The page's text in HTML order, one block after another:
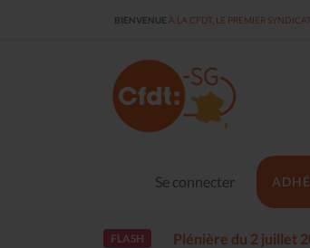
BIENVENUE À LA CFDT, LE PREMIER
Se connecter
FLASH Plénière du 2 juillet